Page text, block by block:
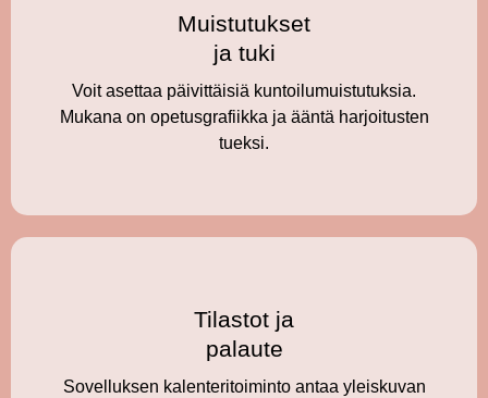
Muistutukset
ja tuki
Voit asettaa päivittäisiä kuntoilumuistutuksia.
Mukana on opetusgrafiikka ja ääntä harjoitusten
tueksi.
Tilastot ja
palaute
Sovelluksen kalenteritoiminto antaa yleiskuvan